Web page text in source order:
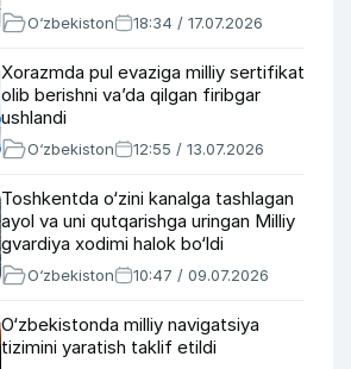
O‘zbekiston 18:34 / 17.07.2026
Xorazmda pul evaziga milliy sertifikat
olib berishni va’da qilgan firibgar
ushlandi
O‘zbekiston 12:55 / 13.07.2026
Toshkentda o‘zini kanalga tashlagan
ayol va uni qutqarishga uringan Milliy
gvardiya xodimi halok bo‘ldi
O‘zbekiston 10:47 / 09.07.2026
O‘zbekistonda milliy navigatsiya
tizimini yaratish taklif etildi